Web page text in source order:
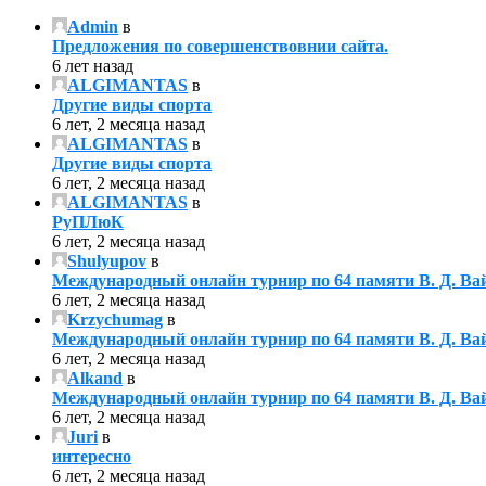
Admin в
Предложения по совершенствовнии сайта.
6 лет назад
ALGIMANTAS в
Другие виды спорта
6 лет, 2 месяца назад
ALGIMANTAS в
Другие виды спорта
6 лет, 2 месяца назад
ALGIMANTAS в
РуПЛюК
6 лет, 2 месяца назад
Shulyupov в
Международный онлайн турнир по 64 памяти В. Д.
6 лет, 2 месяца назад
Krzychumag в
Международный онлайн турнир по 64 памяти В. Д.
6 лет, 2 месяца назад
Alkand в
Международный онлайн турнир по 64 памяти В. Д.
6 лет, 2 месяца назад
Juri в
интересно
6 лет, 2 месяца назад